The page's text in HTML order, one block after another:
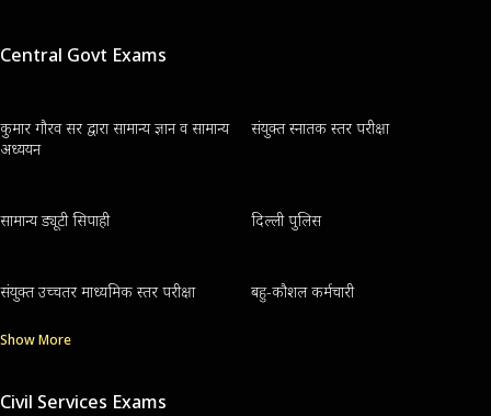
Central Govt Exams
कुमार गौरव सर द्वारा सामान्य ज्ञान व सामान्य
अध्ययन
संयुक्त स्नातक स्तर परीक्षा
सामान्य ड्यूटी सिपाही दिल्ली पुलिस
संयुक्त उच्चतर माध्यमिक स्तर परीक्षा बहु-कौशल कर्मचारी
Show More
Civil Services Exams